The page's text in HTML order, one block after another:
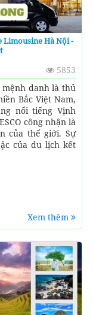
Limousine Hà Nội -
5853
danh là thủ
Bắc Việt Nam,
nổi tiếng Vịnh
công nhận là
của thế giới. Sự
của du lịch kết
Xem thêm